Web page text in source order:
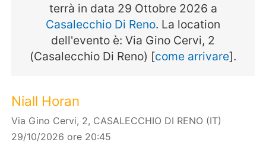
terrà in data 29 Ottobre 2026 a
Casalecchio Di Reno. La location
dell'evento è: Via Gino Cervi, 2
(Casalecchio Di Reno) [come arrivare].
Niall Horan
Via Gino Cervi, 2, CASALECCHIO DI RENO (IT)
29/10/2026 ore 20:45